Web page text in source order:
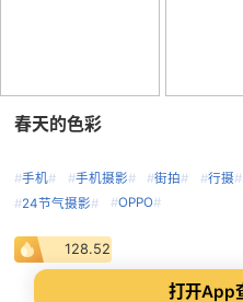
春天的色彩
#手机# #手机摄影# #街拍# #行摄#
#24节气摄影# #OPPO#
128.52
打开App